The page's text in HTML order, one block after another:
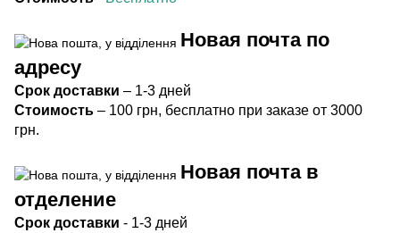
Новая почта по
адресу
Срок доставки – 1-3 дней
Стоимость – 100 грн, бесплатно при заказе от 3000
грн.
Новая почта в
отделение
Срок доставки - 1-3 дней